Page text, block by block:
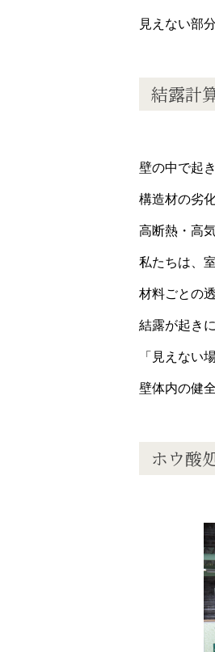
見えない部
結露計
壁の中で起
構造材の劣
高断熱・高
私たちは、
材料ごとの
結露が起き
「見えない
壁体内の健
ホウ酸